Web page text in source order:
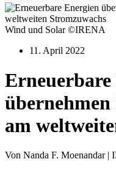
Wind und Solar ©IRENA
11. April 2022
Erneuerbare
am
Von Nanda F. Moenandar |